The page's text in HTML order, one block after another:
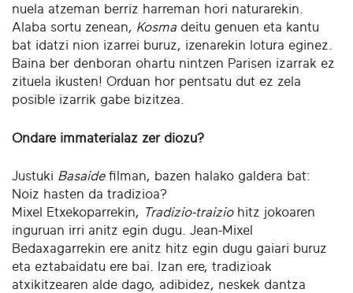
nuela atzeman berriz harreman hori naturarekin.
Alaba sortu zenean, Kosma deitu genuen eta kantu
bat idatzi nion izarrei buruz, izenarekin lotura eginez.
Baina ber denboran ohartu nintzen Parisen izarrak ez
zituela ikusten! Orduan hor pentsatu dut ez zela
posible izarrik gabe bizitzea.
Ondare immaterialaz zer diozu?
Justuki Basaidefilman, bazen halako galdera bat:
Noiz hasten da tradizioa?
Mixel Etxekoparrekin, Tradizio-traiziohitz jokoaren
inguruan irri anitz egin dugu. Jean-Mixel
Bedaxagarrekin ere anitz hitz egin dugu gaiari buruz
eta eztabaidatu ere bai. Izan ere, tradizioak
atxikitzearen alde dago, adibidez, neskek dantza